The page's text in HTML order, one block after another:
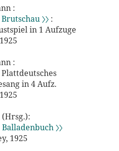
:
〉〉 :
in 1 Aufzuge
:
Plattdeutsches
in 4 Aufz.
(Hrsg.):
〉〉
1925